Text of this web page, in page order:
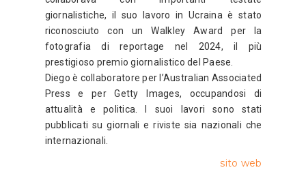
giornalistiche, il suo lavoro in Ucraina è stato
riconosciuto con un Walkley Award per la
fotografia di reportage nel 2024, il più
prestigioso premio giornalistico del Paese.
Diego è collaboratore per l’Australian Associated
Press e per Getty Images, occupandosi di
attualità e politica. I suoi lavori sono stati
pubblicati su giornali e riviste sia nazionali che
internazionali.
sito web